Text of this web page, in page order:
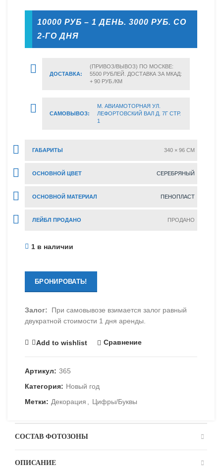
10000 РУБ – 1 ДЕНЬ. 3000 РУБ. СО
2-ГО ДНЯ
ДОСТАВКА:
(ПРИВОЗ/ВЫВОЗ) ПО МОСКВЕ:
5500 РУБЛЕЙ. ДОСТАВКА ЗА МКАД:
+ 90 РУБ./КМ
САМОВЫВОЗ:
М. АВИАМОТОРНАЯ УЛ.
ЛЕФОРТОВСКИЙ ВАЛ Д. 7Г СТР.
1
ГАБАРИТЫ 340 × 96 CM
ОСНОВНОЙ ЦВЕТ СЕРЕБРЯНЫЙ
ОСНОВНОЙ МАТЕРИАЛ ПЕНОПЛАСТ
ЛЕЙБЛ ПРОДАНО ПРОДАНО
1 в наличии
БРОНИРОВАТЬ!
Залог: При самовывозе взимается залог равный
двукратной стоимости 1 дня аренды.
Add to wishlist Сравнение
Артикул: 365
Категория: Новый год
Метки: Декорация Цифры/Буквы
СОСТАВ ФОТОЗОНЫ
ОПИСАНИЕ